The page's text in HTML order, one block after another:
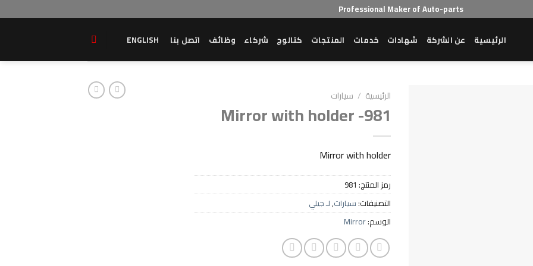
Professional Maker of Auto-parts
الرئيسية عن الشركة شهادات خدمات المنتجات كتالوج شركاء وظائف اتصل بنا ENGLISH
الرئيسية / سيارات
Mirror with holder -981
Mirror with holder
رمز المنتج: 981
التصنيفات:سيارات,لـ جيلي
الوسم:Mirror